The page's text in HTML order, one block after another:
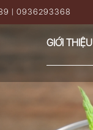
| 0936293368
GIỚI THIỆU